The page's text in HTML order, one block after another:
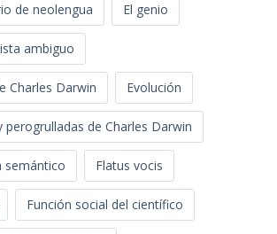
de neolengua El genio
ambiguo
Charles Darwin Evolución
perogrulladas de Charles Darwin
semántico Flatus vocis
Función social del científico